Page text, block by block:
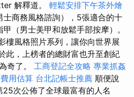
解釋道。 輕鬆安排下午茶外燴
士商務風格諮詢），5張適合的十
（男士美甲和放鬆手部按摩）。
樓風格照片系列，讓你向世界展
此，上榜者的總財富也升至創紀
奇了。 工商登記全攻略 專業抓姦
用估算 台北記帳士推薦 順便說
次公佈了全球最富有的人名